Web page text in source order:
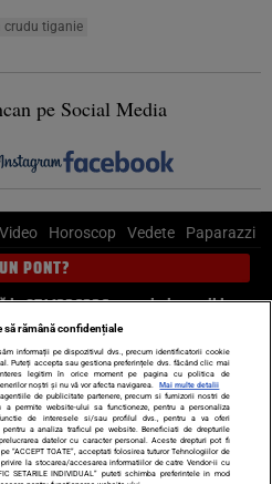
crudu tiganie
pe Social Media
Video Horoscop Vedete Paparazzi
PONT?
la 0741226226 sau trimite mail la
externe
Politică
Dictionar de vise
LIFE STYLE
Politica de confidențialitate
să rămână confidențiale
informații pe dispozitivul dvs., precum identificatorii cookie
Puteți accepta sau gestiona preferințele dvs. făcând clic mai
legitim în orice moment pe pagina cu politica de
noștri și nu vă vor afecta navigarea.
Mai multe detalii
de publicitate partenere, precum si furnizorii nostri de
permite website-ului sa functioneze, pentru a personaliza
de interesele si/sau profilul dvs., pentru a va oferi
a analiza traficul pe website. Beneficiati de drepturile
datelor cu caracter personal. Aceste drepturi pot fi
pe “ACCEPT TOATE”, acceptati folosirea tuturor Tehnologiilor de
la stocarea/accesarea informatiilor de catre Vendor-ii cu
SETARILE INDIVIDUAL” puteti schimba preferintele in mod